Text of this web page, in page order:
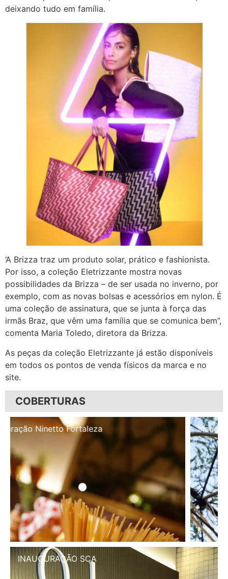
deixando tudo em família.
‘A Brizza traz um produto solar, prático e fashionista.
Por isso, a coleção Eletrizzante mostra novas
possibilidades da Brizza – de ser usada no inverno, por
exemplo, com as novas bolsas e acessórios em nylon. É
uma coleção de assinatura, que se junta à força das
irmãs Braz, que vêm uma família que se comunica bem”,
comenta Maria Toledo, diretora da Brizza.
As peças da coleção Eletrizzante já estão disponíveis
em todos os pontos de venda físicos da marca e no
site.
COBERTURAS
Inauguração Illa Café
INAUGURAÇÃO SCA